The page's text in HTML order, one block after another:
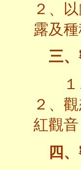
２、
露及
三、
１、
２、
紅觀
四、